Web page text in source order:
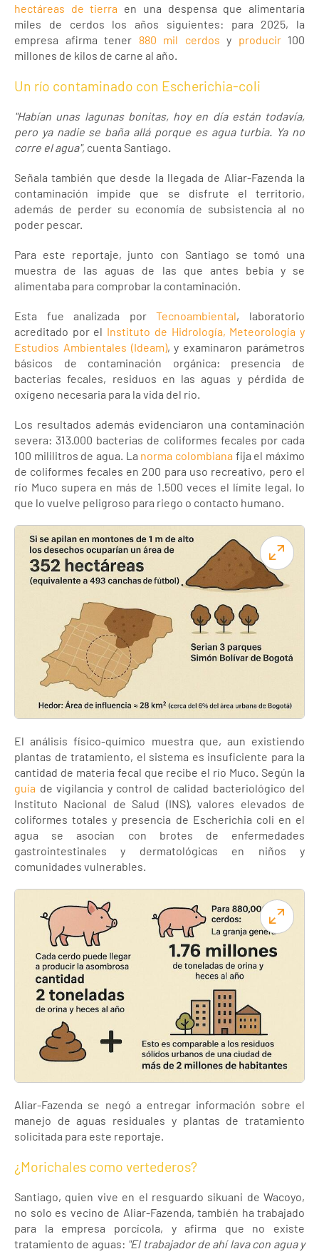
hectáreas de tierra en una despensa que alimentaría
miles de cerdos los años siguientes: para 2025, la
empresa afirma tener 880 mil cerdos y producir100
millones de kilos de carne al año.
Un río contaminado con Escherichia-coli
"Habían unas lagunas bonitas, hoy en día están todavía,
pero ya nadie se baña allá porque es agua turbia. Ya no
corre el agua", cuenta Santiago.
Señala también que desde la llegada de Aliar-Fazenda la
contaminación impide que se disfrute el territorio,
además de perder su economía de subsistencia al no
poder pescar.
Para este reportaje, junto con Santiago se tomó una
muestra de las aguas de las que antes bebía y se
alimentaba para comprobar la contaminación.
Esta fue analizada porTecnoambiental, laboratorio
acreditado por el Instituto de Hidrología, Meteorología y
Estudios Ambientales (Ideam), y examinaron parámetros
básicos de contaminación orgánica: presencia de
bacterias fecales, residuos en las aguas y pérdida de
oxígeno necesaria para la vida del río.
Los resultados además evidenciaron una contaminación
severa: 313.000 bacterias de coliformes fecales por cada
100 mililitros de agua. La norma colombiana fija el máximo
de coliformes fecales en 200 para uso recreativo, pero el
río Muco supera en más de 1.500 veces el límite legal, lo
que lo vuelve peligroso para riego o contacto humano.
El análisis físico-químico muestra que, aun existiendo
plantas de tratamiento, el sistema es insuficiente para la
cantidad de materia fecal que recibe el río Muco. Según la
guía de vigilancia y control de calidad bacteriológico del
Instituto Nacional de Salud (INS), valores elevados de
coliformes totales y presencia de Escherichia coli en el
agua se asocian con brotes de enfermedades
gastrointestinales y dermatológicas en niños y
comunidades vulnerables.
Aliar-Fazenda se negó a entregar información sobre el
manejo de aguas residuales y plantas de tratamiento
solicitada para este reportaje.
¿Morichales como vertederos?
Santiago, quien vive en el resguardo sikuani de Wacoyo,
no solo es vecino de Aliar-Fazenda, también ha trabajado
para la empresa porcícola, y afirma que no existe
tratamiento de aguas: "El trabajador de ahí lava con agua y